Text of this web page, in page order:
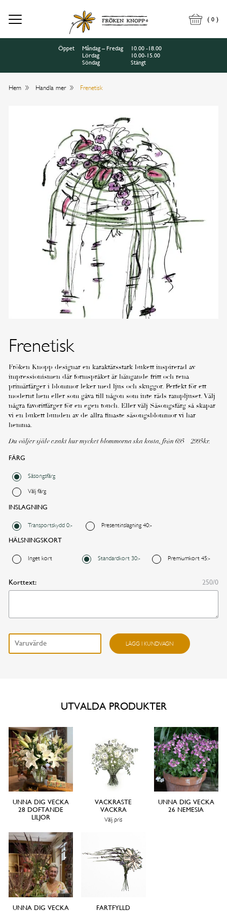
( 0 )
Öppet Måndag – Fredag
10.00 -18.00
Lördag
10.00-15.00
Söndag
Stängt
Hem Handla mer Frenetisk
Frenetisk
Fröken Knopp designar en karaktärsstark bukett inspirerad av
impressionismen där formspråket är hängande fritt och rena
primärfärger i blommor leker med ljus och skuggor. Perfekt för ett
modernt hem eller som gåva till någon som inte räds rampljuset. Välj
några favoritfärger för en egen touch. Eller välj Säsongsfärg så skapar
vi en bukett bunden av de allra finaste säsongsblommor vi har
hemma.
Du väljer själv exakt hur mycket blommorna ska kosta, från 695 – 2995kr.
FÄRG
Säsongsfärg
Välj färg
INSLAGNING
Transportskydd 0:- Presentinslagning 40:-
HÄLSNINGSKORT
Inget kort Standardkort 30:- Premiumkort 45:-
Korttext: 250/0
LÄGG I KUNDVAGN
UTVALDA PRODUKTER
UNNA DIG VECKA
28 DOFTANDE
LILJOR
VACKRASTE
VACKRA
Välj pris
UNNA DIG VECKA
26 NEMESIA
UNNA DIG VECKA FARTFYLLD